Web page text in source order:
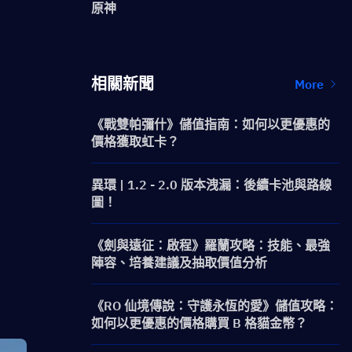
原神
相關新聞 More
《戰雙帕彌什》儲值指南：如何以更優惠的
價格獲取虹卡？
異環 | 1.2 - 2.0 版本洩漏：後續卡池與路線
圖！
《劍與遠征：啟程》羅蘭攻略：技能、最強
陣容、培養建議及抽取價值分析
《RO 仙境傳說：守護永恆的愛》儲值攻略：
如何以更優惠的價格購買 B 格貓金幣？